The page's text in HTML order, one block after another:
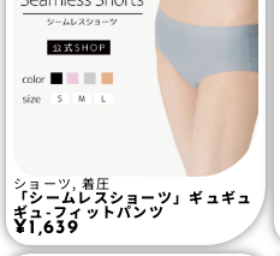
ショーツ, 着圧
「シームレスショーツ」ギュギュ
ギュ-フィットパンツ
¥1,639